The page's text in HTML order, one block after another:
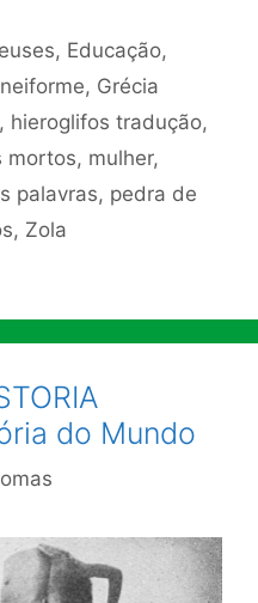
, Educação,
, Grécia
, hieroglifos tradução,
mortos, mulher,
palavras, pedra de
, Zola
do Mundo